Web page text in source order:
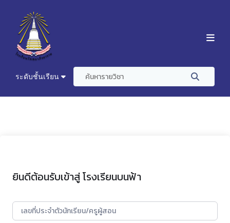
ระดับชั้นเรียน
ยินดีต้อนรับเข้าสู่ โรงเรียนบนฟ้า